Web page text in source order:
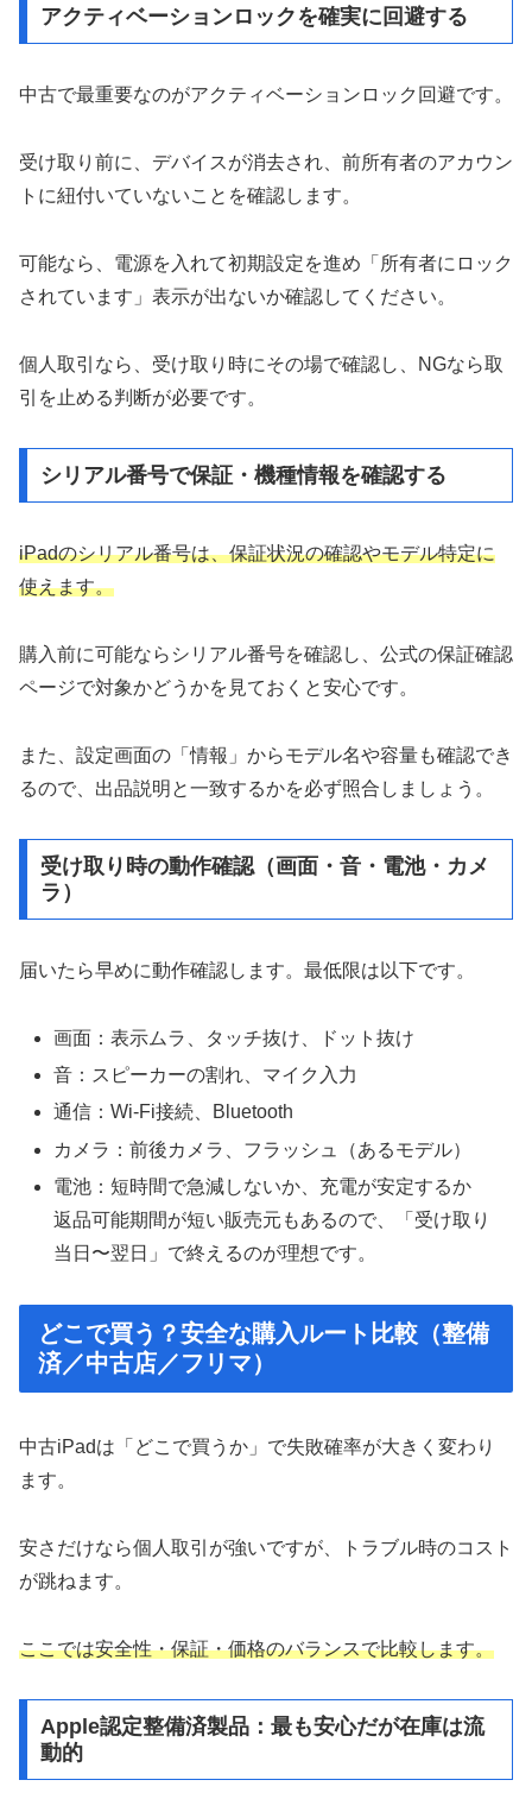
アクティベーションロックを確実に回避する
中古で最重要なのがアクティベーションロック回避です。
受け取り前に、デバイスが消去され、前所有者のアカウン
トに紐付いていないことを確認します。
可能なら、電源を入れて初期設定を進め「所有者にロック
されています」表示が出ないか確認してください。
個人取引なら、受け取り時にその場で確認し、NGなら取
引を止める判断が必要です。
シリアル番号で保証・機種情報を確認する
iPadのシリアル番号は、保証状況の確認やモデル特定に
使えます。
購入前に可能ならシリアル番号を確認し、公式の保証確認
ページで対象かどうかを見ておくと安心です。
また、設定画面の「情報」からモデル名や容量も確認でき
るので、出品説明と一致するかを必ず照合しましょう。
受け取り時の動作確認（画面・音・電池・カメ
ラ）
届いたら早めに動作確認します。最低限は以下です。
画面：表示ムラ、タッチ抜け、ドット抜け
音：スピーカーの割れ、マイク入力
通信：Wi-Fi接続、Bluetooth
カメラ：前後カメラ、フラッシュ（あるモデル）
電池：短時間で急減しないか、充電が安定するか
返品可能期間が短い販売元もあるので、「受け取り
当日〜翌日」で終えるのが理想です。
どこで買う？安全な購入ルート比較（整備
済／中古店／フリマ）
中古iPadは「どこで買うか」で失敗確率が大きく変わり
ます。
安さだけなら個人取引が強いですが、トラブル時のコスト
が跳ねます。
ここでは安全性・保証・価格のバランスで比較します。
Apple認定整備済製品：最も安心だが在庫は流
動的